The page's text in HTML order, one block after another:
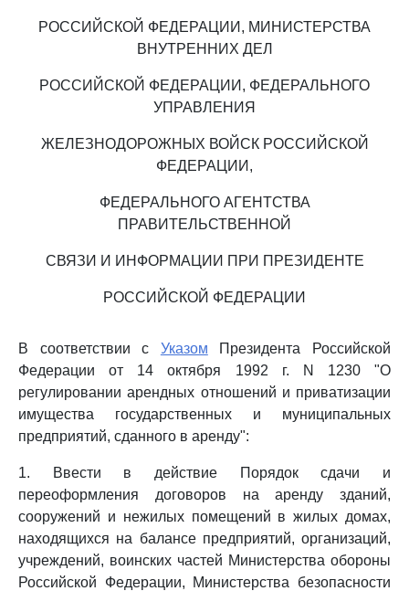
РОССИЙСКОЙ ФЕДЕРАЦИИ, МИНИСТЕРСТВА
ВНУТРЕННИХ ДЕЛ
РОССИЙСКОЙ ФЕДЕРАЦИИ, ФЕДЕРАЛЬНОГО
УПРАВЛЕНИЯ
ЖЕЛЕЗНОДОРОЖНЫХ ВОЙСК РОССИЙСКОЙ
ФЕДЕРАЦИИ,
ФЕДЕРАЛЬНОГО АГЕНТСТВА
ПРАВИТЕЛЬСТВЕННОЙ
СВЯЗИ И ИНФОРМАЦИИ ПРИ ПРЕЗИДЕНТЕ
РОССИЙСКОЙ ФЕДЕРАЦИИ
В соответствии с Указом Президента Российской
Федерации от 14 октября 1992 г. N 1230 "О
регулировании арендных отношений и приватизации
имущества государственных и муниципальных
предприятий, сданного в аренду":
1. Ввести в действие Порядок сдачи и
переоформления договоров на аренду зданий,
сооружений и нежилых помещений в жилых домах,
находящихся на балансе предприятий, организаций,
учреждений, воинских частей Министерства обороны
Российской Федерации, Министерства безопасности